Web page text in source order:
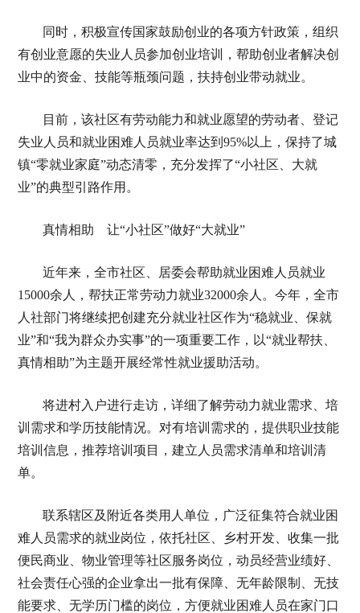
同时，积极宣传国家鼓励创业的各项方针政策，组织
有创业意愿的失业人员参加创业培训，帮助创业者解决创
业中的资金、技能等瓶颈问题，扶持创业带动就业。
目前，该社区有劳动能力和就业愿望的劳动者、登记
失业人员和就业困难人员就业率达到95%以上，保持了城
镇“零就业家庭”动态清零，充分发挥了“小社区、大就
业”的典型引路作用。
真情相助 让“小社区”做好“大就业”
近年来，全市社区、居委会帮助就业困难人员就业
15000余人，帮扶正常劳动力就业32000余人。今年，全市
人社部门将继续把创建充分就业社区作为“稳就业、保就
业”和“我为群众办实事”的一项重要工作，以“就业帮扶、
真情相助”为主题开展经常性就业援助活动。
将进村入户进行走访，详细了解劳动力就业需求、培
训需求和学历技能情况。对有培训需求的，提供职业技能
培训信息，推荐培训项目，建立人员需求清单和培训清
单。
联系辖区及附近各类用人单位，广泛征集符合就业困
难人员需求的就业岗位，依托社区、乡村开发、收集一批
便民商业、物业管理等社区服务岗位，动员经营业绩好、
社会责任心强的企业拿出一批有保障、无年龄限制、无技
能要求、无学历门槛的岗位，方便就业困难人员在家门口